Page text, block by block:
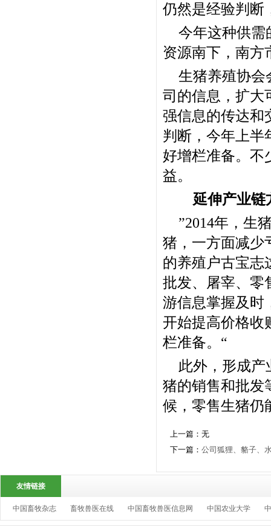
仍然是经验判断
今年这种供需
资源南下，南方
生猪养殖协会
司的信息，扩大
强信息的传达和
判断，今年上半
好增栏准备。不
益。
延伸产业链
”2014年，生
猪，一方面减少
的养殖户古宝志
批发、屠宰、零
游信息掌握及时
开始提高价格收
栏准备。“
此外，形成
猪的销售和批发
候，零售生猪仍
上一篇：无
下一篇： 公司狐狸、貉子、
友情链接
中国畜牧杂志 畜牧兽医在线 中国畜牧兽医信息网 中国农业大学